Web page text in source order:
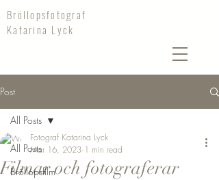
Bröllopsfotograf
Katarina Lyck
Post
All Posts
Bröllopsfilm
All Posts
Filmar och fotograferar
Fotograf Katarina Lyck
Mar 16, 2023 1 min read